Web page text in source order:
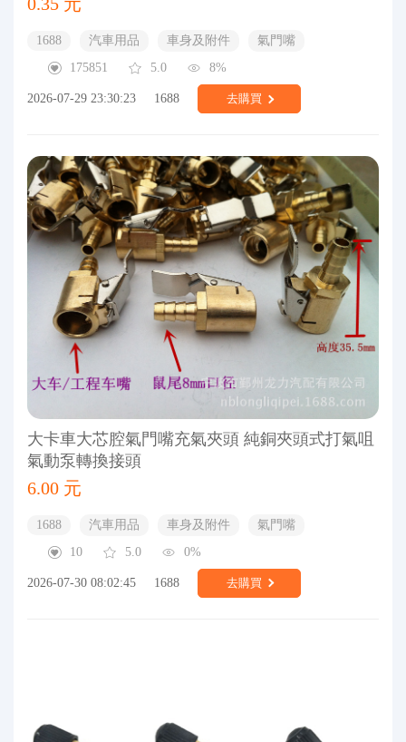
1688 汽車用品 車身及附件
氣門嘴
175851
5.0 8%
2026-07-29 23:30:23 1688 去購買
大卡車大芯腔氣門嘴充氣夾頭 純銅夾頭式打氣咀
氣動泵轉換接頭
6.00 元
1688 汽車用品 車身及附件
氣門嘴
10
5.0 0%
2026-07-30 08:02:45 1688 去購買